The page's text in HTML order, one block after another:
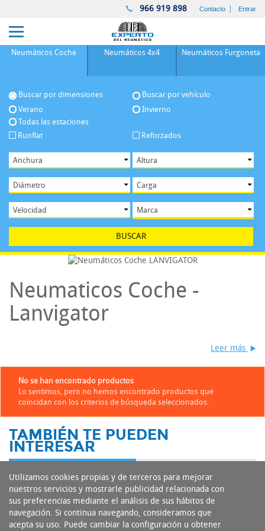
966 919 898 Contacto Entrar
Neumáticos Coche Neumáticos 4x4 Neumáticos Furgoneta
Buscar por dimensiones
Buscar por vehículo
Verano
Invierno
Todas las estaciones
Runflat
Reforzados
BUSCAR
Neumaticos Coche -
Lanvigator
Leer más
No se han encontrado productos
Lo sentimos, pero no hemos encontrado productos que
coincidan con los criterios de búsqueda seleccionados.
TAMBIÉN TE PUEDEN
INTERESAR
Utilizamos cookies propias y de terceros para mejorar
nuestros servicios y mostrarle publicidad relacionada con
sus preferencias mediante el análisis de sus hábitos de
navegación. Si continua navegando, consideramos que
acepta su uso. Puede cambiar la configuración u obtener